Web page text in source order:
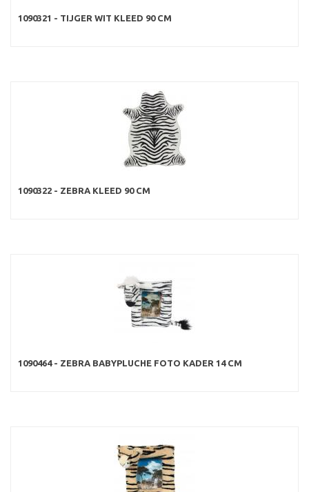
1090321 - TIJGER WIT KLEED 90 CM
1090322 - ZEBRA KLEED 90 CM
1090464 - ZEBRA BABYPLUCHE FOTO KADER 14 CM